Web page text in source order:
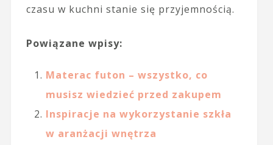
czasu w kuchni stanie się przyjemnością.
Powiązane wpisy:
Materac futon – wszystko, co
musisz wiedzieć przed zakupem
Inspiracje na wykorzystanie szkła
w aranżacji wnętrza